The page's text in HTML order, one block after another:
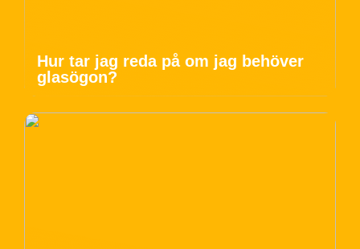
Hur tar jag reda på om jag behöver
glasögon?